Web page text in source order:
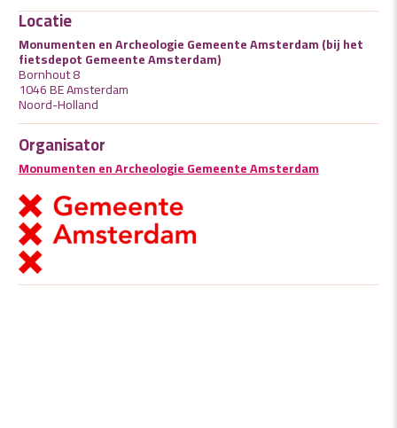
Locatie
Monumenten en Archeologie Gemeente Amsterdam (bij het
fietsdepot Gemeente Amsterdam)
Bornhout 8
1046 BE Amsterdam
Noord-Holland
Organisator
Monumenten en Archeologie Gemeente Amsterdam